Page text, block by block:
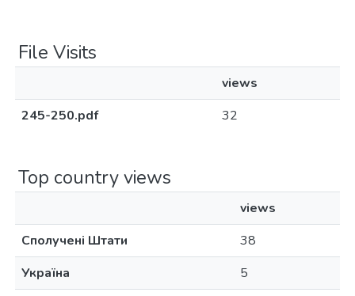
File Visits
views
245-250.pdf
32
Top country views
views
Сполучені Штати
38
Україна
5